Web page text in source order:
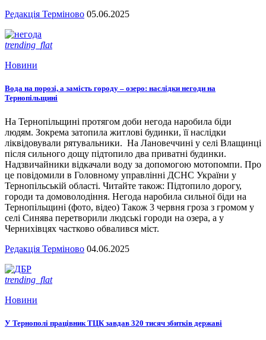
Редакція Терміново 05.06.2025
trending_flat
Новини
Вода на порозі, а замість городу – озеро: наслідки негоди на
Тернопільщині
На Тернопільщині протягом доби негода наробила біди
людям. Зокрема затопила житлові будинки, її наслідки
ліквідовували рятувальники. На Лановеччині у селі Влащинці
після сильного дощу підтопило два приватні будинки.
Надзвичайники відкачали воду за допомогою мотопомпи. Про
це повідомили в Головному управлінні ДСНС України у
Тернопільській області. Читайте також: Підтопило дорогу,
городи та домоволодіння. Негода наробила сильної біди на
Тернопільщині (фото, відео) Також 3 червня гроза з громом у
селі Синява перетворили людські городи на озера, а у
Чернихівцях частково обвалився міст.
Редакція Терміново 04.06.2025
trending_flat
Новини
У Тернополі працівник ТЦК завдав 320 тисяч збитків державі